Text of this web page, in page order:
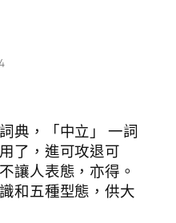
典，「中立」 一詞
了，進可攻退可
讓人表態，亦得。
和五種型態，供大